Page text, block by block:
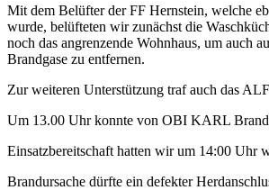
Mit dem Belüfter der FF Hernstein, welche
wurde, belüfteten wir zunächst die
noch das angrenzende Wohnhaus, um auch
Brandgase zu entfernen.
Zur weiteren Unterstützung traf auch das
Um 13.00 Uhr konnte von OBI KARL
Einsatzbereitschaft hatten wir um 14:00 Uhr
Brandursache dürfte ein defekter